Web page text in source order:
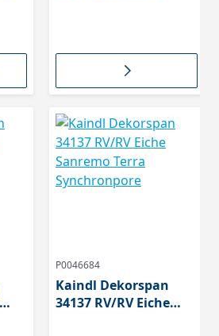
P0046684
Kaindl Dekorspan
34137 RV/RV Eiche